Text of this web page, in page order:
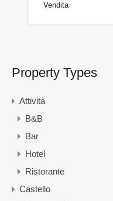
Vendita
Property Types
Attività
B&B
Bar
Hotel
Ristorante
Castello